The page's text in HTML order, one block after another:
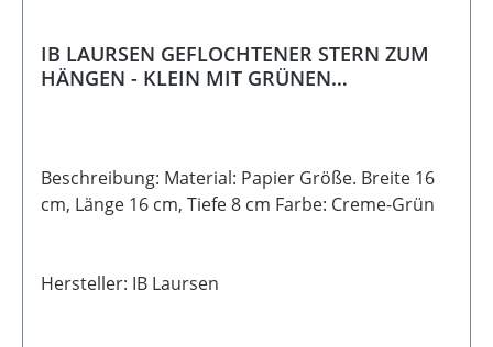
IB LAURSEN GEFLOCHTENER STERN ZUM
HÄNGEN - KLEIN MIT GRÜNEN
Beschreibung: Material: Papier Größe. Breite 16
cm, Länge 16 cm, Tiefe 8 cm Farbe: Creme-Grün
Hersteller: IB Laursen